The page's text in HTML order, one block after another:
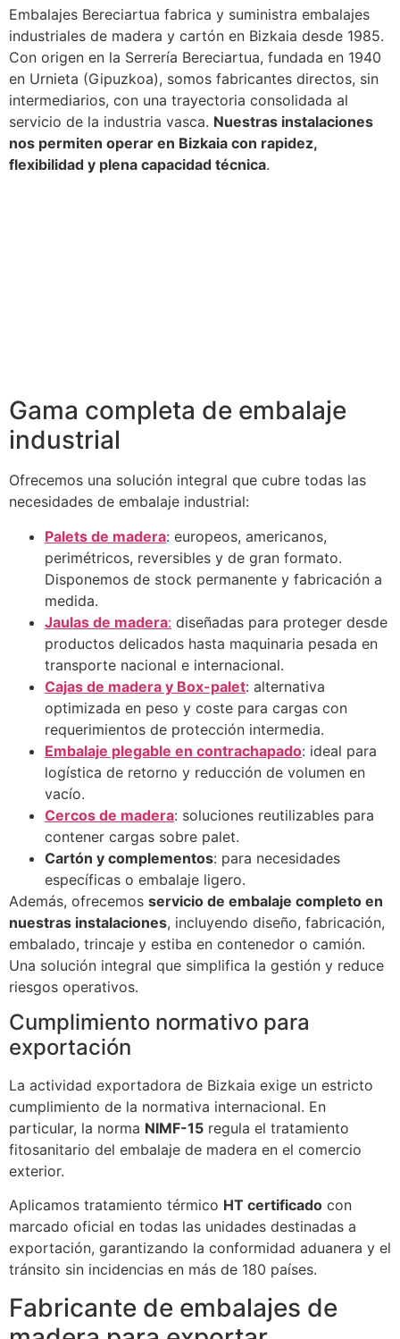
Embalajes Bereciartua fabrica y suministra embalajes
industriales de madera y cartón en Bizkaia desde 1985.
Con origen en la Serrería Bereciartua, fundada en 1940
en Urnieta (Gipuzkoa), somos fabricantes directos, sin
intermediarios, con una trayectoria consolidada al
servicio de la industria vasca. Nuestras instalaciones
nos permiten operar en Bizkaia con rapidez,
flexibilidad y plena capacidad técnica.
Gama completa de embalaje
industrial
Ofrecemos una solución integral que cubre todas las
necesidades de embalaje industrial:
Palets de madera: europeos, americanos,
perimétricos, reversibles y de gran formato.
Disponemos de stock permanente y fabricación a
medida.
Jaulas de madera: diseñadas para proteger desde
productos delicados hasta maquinaria pesada en
transporte nacional e internacional.
Cajas de madera y Box-palet: alternativa
optimizada en peso y coste para cargas con
requerimientos de protección intermedia.
Embalaje plegable en contrachapado: ideal para
logística de retorno y reducción de volumen en
vacío.
Cercos de madera: soluciones reutilizables para
contener cargas sobre palet.
Cartón y complementos: para necesidades
específicas o embalaje ligero.
Además, ofrecemos servicio de embalaje completo en
nuestras instalaciones, incluyendo diseño, fabricación,
embalado, trincaje y estiba en contenedor o camión.
Una solución integral que simplifica la gestión y reduce
riesgos operativos.
Cumplimiento normativo para
exportación
La actividad exportadora de Bizkaia exige un estricto
cumplimiento de la normativa internacional. En
particular, la norma NIMF-15 regula el tratamiento
fitosanitario del embalaje de madera en el comercio
exterior.
Aplicamos tratamiento térmico HT certificado con
marcado oficial en todas las unidades destinadas a
exportación, garantizando la conformidad aduanera y el
tránsito sin incidencias en más de 180 países.
Fabricante de embalajes de